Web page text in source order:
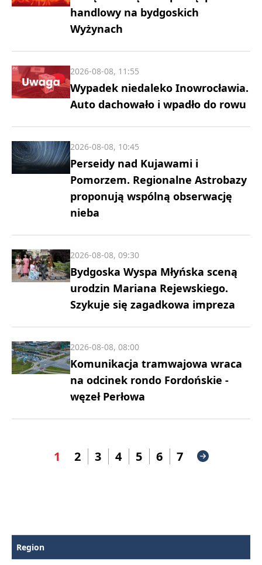
handlowy na bydgoskich
Wyżynach
Wypadek niedaleko Inowrocławia.
Auto dachowało i wpadło do rowu
2026-08-08, 11:55
Perseidy nad Kujawami i
Pomorzem. Regionalne Astrobazy
proponują wspólną obserwację
nieba
2026-08-08, 10:45
Bydgoska Wyspa Młyńska sceną
urodzin Mariana Rejewskiego.
Szykuje się zagadkowa impreza
2026-08-08, 09:30
Komunikacja tramwajowa wraca
na odcinek rondo Fordońskie -
węzeł Perłowa
2026-08-08, 08:00
1 2 3 4 5 6 7
Region